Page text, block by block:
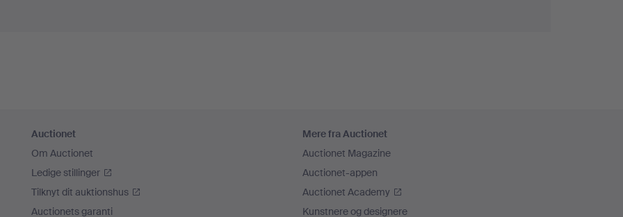
Auctionet
Om Auctionet
Ledige stillinger
Tilknyt dit auktionshus
Auctionets garanti
Mere fra Auctionet
Auctionet Magazine
Auctionet-appen
Auctionet Academy
Kunstnere og designere